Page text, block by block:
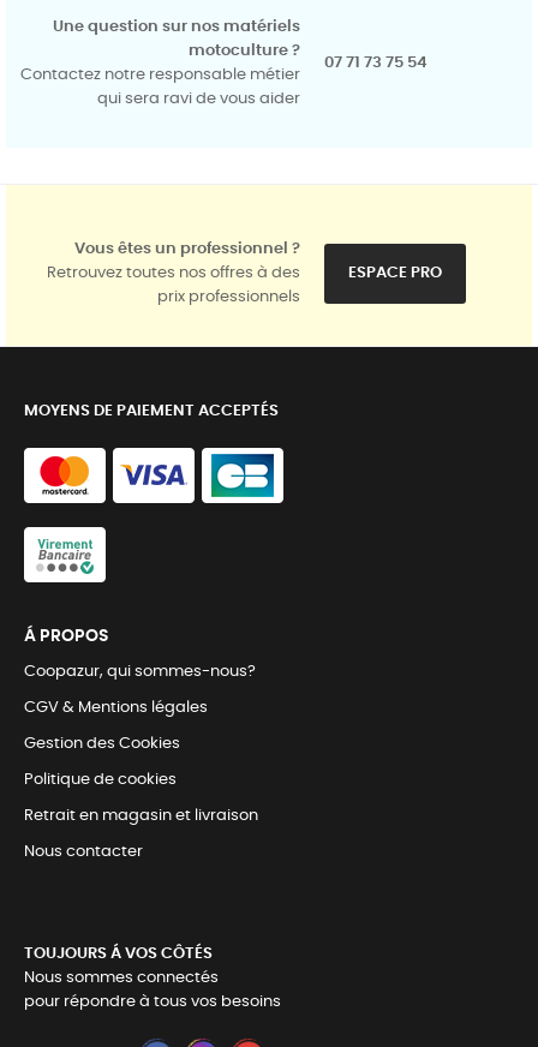
Une question sur nos matériels
motoculture ?
Contactez notre responsable métier
qui sera ravi de vous aider
07 71 73 75 54
Vous êtes un professionnel ?
Retrouvez toutes nos offres à des
prix professionnels
ESPACE PRO
MOYENS DE PAIEMENT ACCEPTÉS
Á PROPOS
Coopazur, qui sommes-nous?
CGV & Mentions légales
Gestion des Cookies
Politique de cookies
Retrait en magasin et livraison
Nous contacter
TOUJOURS Á VOS CÔTÉS
Nous sommes connectés
pour répondre à tous vos besoins